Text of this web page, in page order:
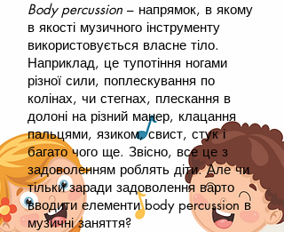
Body percussion – напрямок, в якому
в якості музичного інструменту
використовується власне тіло.
Наприклад, це тупотіння ногами
різної сили, поплескування по
колінах, чи стегнах, плескання в
долоні на різний манер, клацання
пальцями, язиком, свист, стук і
багато чого ще. Звісно, все це з
задоволенням роблять діти. Але чи
тільки заради задоволення варто
вводити елементи body percussion в
музичні заняття?